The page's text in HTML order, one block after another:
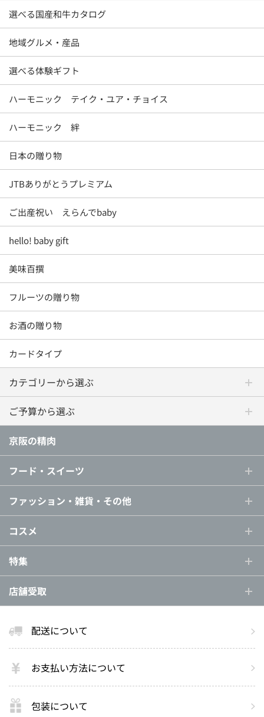
選べる国産和牛カタログ
地域グルメ・産品
選べる体験ギフト
ハーモニック テイク・ユア・チョイス
ハーモニック 絆
日本の贈り物
JTBありがとうプレミアム
ご出産祝い えらんでbaby
hello! baby gift
美味百撰
フルーツの贈り物
お酒の贈り物
カードタイプ
カテゴリーから選ぶ
ご予算から選ぶ
京阪の精肉
フード・スイーツ
ファッション・雑貨・その他
コスメ
特集
店舗受取
配送について
お支払い方法について
包装について